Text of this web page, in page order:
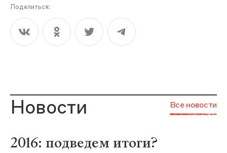
Поделиться:
Новости Все новости
2016: подведем итоги?